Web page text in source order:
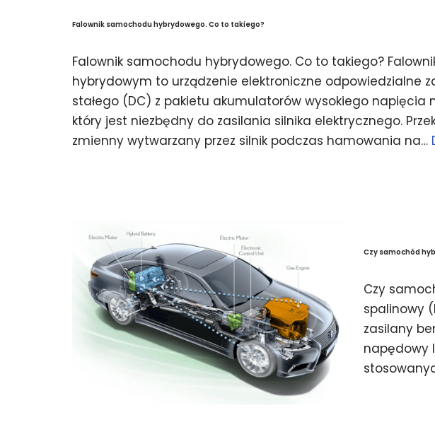
Falownik samochodu hybrydowego. Co to takiego?
Falownik samochodu hybrydowego. Co to takiego?
hybrydowym to urządzenie elektroniczne odpowiedzialne
stałego (DC) z pakietu akumulatorów wysokiego napięcia
który jest niezbędny do zasilania silnika elektrycznego.
zmienny wytwarzany przez silnik podczas hamowania na…
Czy samochód
Czy
spalinowy
zasilany
napędowy